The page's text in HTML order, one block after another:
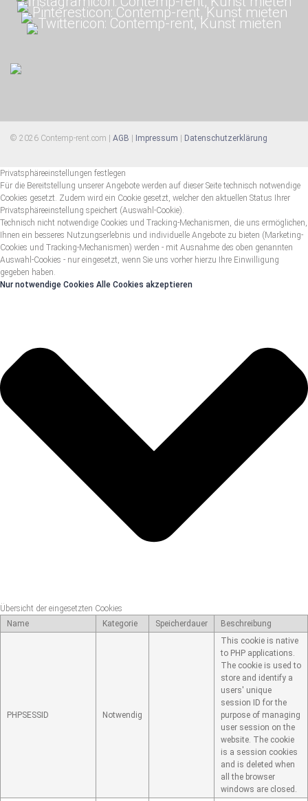
© 2026 Contemp-rent.com | AGB | Impressum | Datenschutzerklärung
Privatsphäreeinstellungen festlegen
Für die Bereitstellung unserer Angebote werden auf dieser Seite technisch notwendige
Cookies gesetzt. Zudem wird ein Cookie gesetzt, welcher den aktuellen Status Ihrer
Privatsphäreeinstellung speichert (Auswahl-Cookie).
Technisch nicht notwendige Cookies und Tracking-Mechanismen, die uns ermöglichen,
Ihnen ein besseres Nutzungserlebnis und individuelle Angebote zu bieten (Marketing-
Cookies und Tracking-Mechanismen) werden - mit Ausnahme des oben genannten
Auswahl-Cookies - nur eingesetzt, wenn Sie uns vorher hierzu Ihre Einwilligung
gegeben haben.
Nur notwendige Cookies Alle Cookies akzeptieren
Übersicht der eingesetzten Cookies
Name
Kategorie Speicherdauer Beschreibung
PHPSESSID Notwendig
This cookie is native
to PHP applications.
The cookie is used to
store and identify a
users' unique
session ID for the
purpose of managing
user session on the
website. The cookie
is a session cookies
and is deleted when
all the browser
windows are closed.